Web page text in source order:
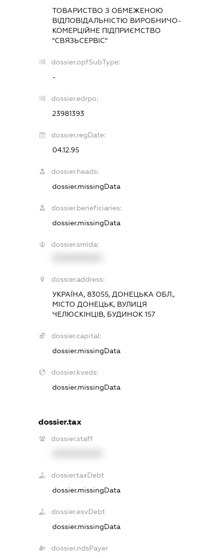
ТОВАРИСТВО З ОБМЕЖЕНОЮ
ВІДПОВІДАЛЬНІСТЮ ВИРОБНИЧО-
КОМЕРЦІЙНЕ ПІДПРИЄМСТВО
"СВЯЗЬСЕРВІС"
dossier.opfSubType:
-
dossier.edrpo:
23981393
dossier.regDate:
04.12.95
dossier.heads:
dossier.missingData
dossier.beneficiaries:
dossier.missingData
dossier.smida:
dossier.address:
УКРАЇНА, 83055, ДОНЕЦЬКА ОБЛ.,
МІСТО ДОНЕЦЬК, ВУЛИЦЯ
ЧЕЛЮСКІНЦІВ, БУДИНОК 157
dossier.capital:
dossier.missingData
dossier.kveds:
dossier.missingData
dossier.tax
dossier.staff
dossier.taxDebt
dossier.missingData
dossier.esvDebt
dossier.missingData
dossier.ndsPayer